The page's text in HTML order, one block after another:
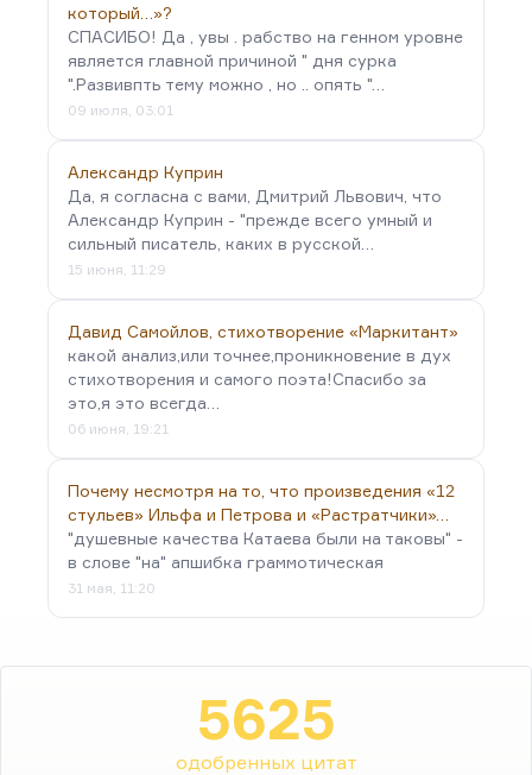
который…»?
СПАСИБО! Да , увы . рабство на генном уровне
является главной причиной " дня сурка
".Развивпть тему можно , но .. опять "…
09 июля, 03:01
Александр Куприн
Да, я согласна с вами, Дмитрий Львович, что
Александр Куприн - "прежде всего умный и
сильный писатель, каких в русской…
15 июня, 11:29
Давид Самойлов, стихотворение «Маркитант»
какой анализ,или точнее,проникновение в дух
стихотворения и самого поэта!Спасибо за
это,я это всегда…
06 июня, 19:21
Почему несмотря на то, что произведения «12
стульев» Ильфа и Петрова и «Растратчики»…
"душевные качества Катаева были на таковы" -
в слове "на" апшибка граммотическая
31 мая, 11:20
5625
одобренных цитат